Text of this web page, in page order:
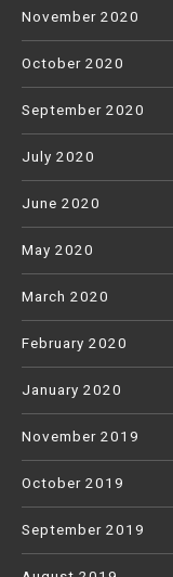
November 2020
October 2020
September 2020
July 2020
June 2020
May 2020
March 2020
February 2020
January 2020
November 2019
October 2019
September 2019